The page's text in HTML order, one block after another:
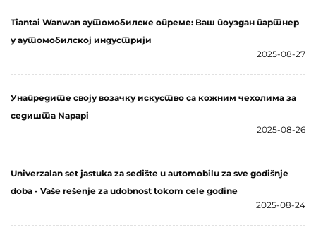
Tiantai Wanwan аутомобилске опреме: Ваш поуздан партнер
у аутомобилској индустрији
2025-08-27
Унапредите своју возачку искуство са кожним чехолима за
седишта Napapi
2025-08-26
Univerzalan set jastuka za sedište u automobilu za sve godišnje
doba - Vaše rešenje za udobnost tokom cele godine
2025-08-24